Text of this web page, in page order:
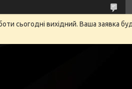
сьогодні вихідний. Ваша заявка